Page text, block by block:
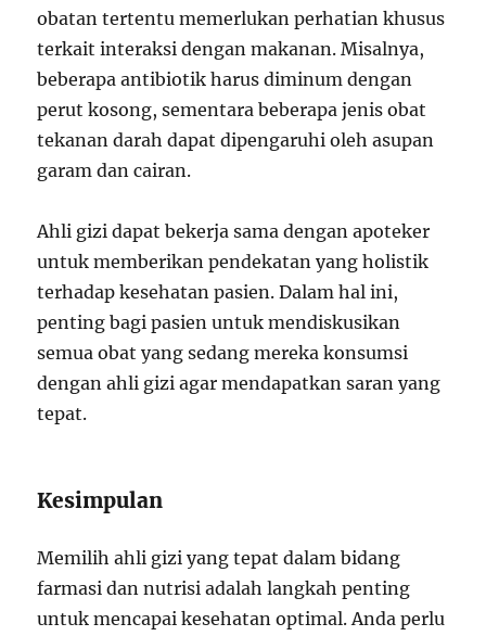
obatan tertentu memerlukan perhatian khusus
terkait interaksi dengan makanan. Misalnya,
beberapa antibiotik harus diminum dengan
perut kosong, sementara beberapa jenis obat
tekanan darah dapat dipengaruhi oleh asupan
garam dan cairan.
Ahli gizi dapat bekerja sama dengan apoteker
untuk memberikan pendekatan yang holistik
terhadap kesehatan pasien. Dalam hal ini,
penting bagi pasien untuk mendiskusikan
semua obat yang sedang mereka konsumsi
dengan ahli gizi agar mendapatkan saran yang
tepat.
Kesimpulan
Memilih ahli gizi yang tepat dalam bidang
farmasi dan nutrisi adalah langkah penting
untuk mencapai kesehatan optimal. Anda perlu